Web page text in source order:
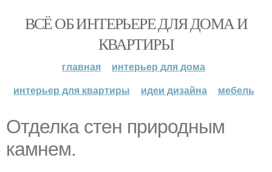
ВСЁ ОБ ИНТЕРЬЕРЕ ДЛЯ ДОМА И
КВАРТИРЫ
главная
интерьер для дома
интерьер для квартиры
идеи дизайна мебель
Отделка стен природным
камнем.